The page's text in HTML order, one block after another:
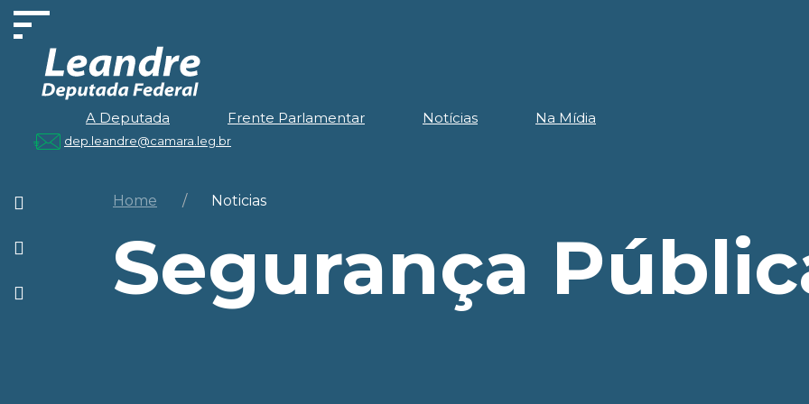
A Deputada Frente Parlamentar Notícias Na Mídia
dep.leandre@camara.leg.br
Home Noticias
Segurança